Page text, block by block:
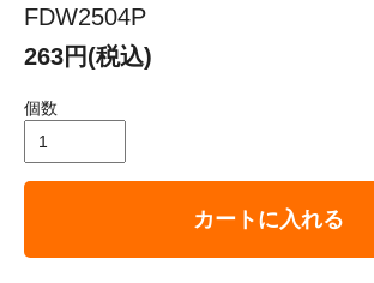
FDW2504P
263円(税込)
個数
カートに入れる